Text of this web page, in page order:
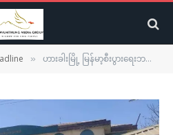
» ဟားခါးမြို့ မြန်မာ့စီးပွားရေးဘဏ်တွင် ငွေသားပြတ်လပ်၊ Non-CDM ဝန်ထမ်းများကို လစာပေးရန် အခက်ခဲဖြစ်နေ